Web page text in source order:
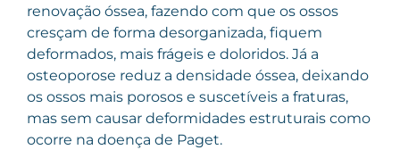
renovação óssea, fazendo com que os ossos
cresçam de forma desorganizada, fiquem
deformados, mais frágeis e doloridos. Já a
osteoporose reduz a densidade óssea, deixando
os ossos mais porosos e suscetíveis a fraturas,
mas sem causar deformidades estruturais como
ocorre na doença de Paget.